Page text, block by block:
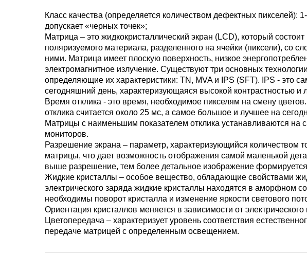
Класс качества (определяется количеством дефектных
допускает «черных точек»;
Матрица – это жидкокристаллический экран (LCD), который
поляризуемого материала, разделенного на ячейки (пиксели), со
ними. Матрица имеет плоскую поверхность, низкое
электромагнитное излучение. Существуют три основных
определяющие их характеристики: TN, MVA и IPS (SFT). IPS - это
сегодняшний день, характеризующаяся высокой контрастностью и
Время отклика - это время, необходимое пикселям на смену
отклика считается около 25 мс, а самое большое и лучшее на
Матрицы с наименьшим показателем отклика устанавливаются на
мониторов.
Разрешение экрана – параметр, характеризующийся количеством
матрицы, что дает возможность отображения самой маленькой
выше разрешение, тем более детальное изображение
Жидкие кристаллы – особое вещество, обладающие свойствами
электрического заряда жидкие кристаллы находятся в аморфном
необходимы поворот кристалла и изменение яркости светового
Ориентация кристаллов меняется в зависимости от
Цветопередача – характеризует уровень соответствия
передаче матрицей с определенным освещением.